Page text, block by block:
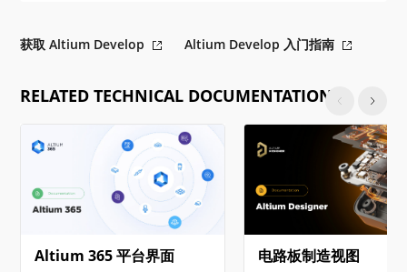
获取 Altium Develop Altium Develop 入门指南
RELATED TECHNICAL DOCUMENTATION
Altium 365 平台界面 电路板制造视图